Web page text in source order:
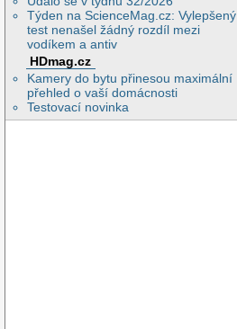
Týden na ScienceMag.cz: Vylepšený
test nenašel žádný rozdíl mezi
vodíkem a antiv
HDmag.cz
Kamery do bytu přinesou maximální
přehled o vaší domácnosti
Testovací novinka